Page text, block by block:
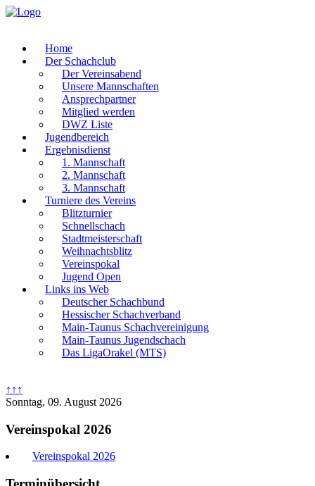
Home
Der Schachclub
Der Vereinsabend
Unsere Mannschaften
Ansprechpartner
Mitglied werden
DWZ Liste
Jugendbereich
Ergebnisdienst
1. Mannschaft
2. Mannschaft
3. Mannschaft
Turniere des Vereins
Blitzturnier
Schnellschach
Stadtmeisterschaft
Weihnachtsblitz
Vereinspokal
Jugend Open
Links ins Web
Deutscher Schachbund
Hessischer Schachverband
Main-Taunus Schachvereinigung
Main-Taunus Jugendschach
Das LigaOrakel (MTS)
↑↑↑
Sonntag, 09. August 2026
Vereinspokal 2026
Vereinspokal 2026